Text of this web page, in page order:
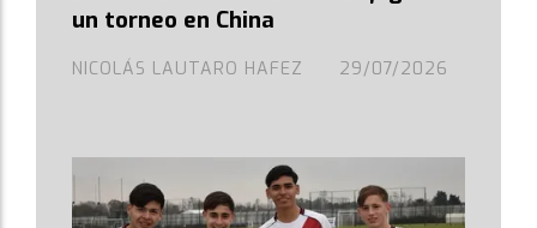
un torneo en China
NICOLÁS LAUTARO HAFEZ 29/07/2026